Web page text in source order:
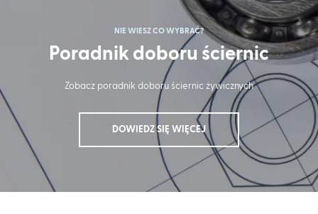
NIE WIESZ CO WYBRAĆ?
Poradnik doboru ściernic
Zobacz poradnik doboru ściernic żywicznych
DOWIEDZ SIĘ WIĘCEJ